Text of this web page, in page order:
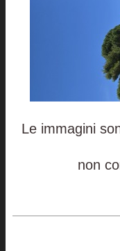
Le immagini
non